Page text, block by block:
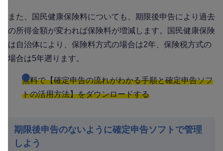
また、国民健康保険料についても、期限後申告により過去
の所得金額が変われば保険料が増減します。国民健康保険
は自治体により、保険料方式の場合は2年、保険税方式の
場合は5年遡ります。
無料で【確定申告の流れがわかる手順と確定申告ソフ
トの活用方法】をダウンロードする
期限後申告のないように確定申告ソフトで管理
しよう